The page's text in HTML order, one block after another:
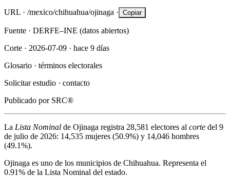
URL · /mexico/chihuahua/ojinaga · Copiar
Fuente · DERFE–INE (datos abiertos)
Corte · 2026-07-09 · hace 9 días
Glosario · términos electorales
Solicitar estudio · contacto
Publicado por SRC®
La Lista Nominal de Ojinaga registra 28,581 electores al corte del 9
de julio de 2026: 14,535 mujeres (50.9%) y 14,046 hombres
(49.1%).
Ojinaga es uno de los municipios de Chihuahua. Representa el
0.91% de la Lista Nominal del estado.